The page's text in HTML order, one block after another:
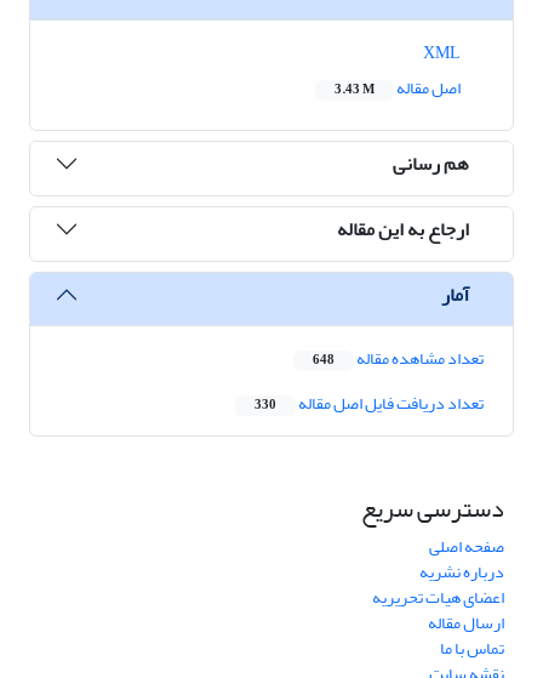
اصل مقاله
3.43 M
هم رسانی
ارجاع به این مقاله
آمار
تعداد مشاهده مقاله 648
تعداد دریافت فایل اصل مقاله 330
دسترسی سریع
صفحه اصلی
درباره نشریه
اعضای هیات تحریریه
ارسال مقاله
تماس با ما